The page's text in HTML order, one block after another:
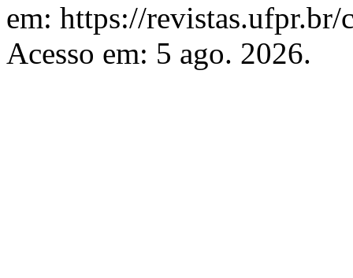
em: https://
Acesso em: 5 ago. 2026.